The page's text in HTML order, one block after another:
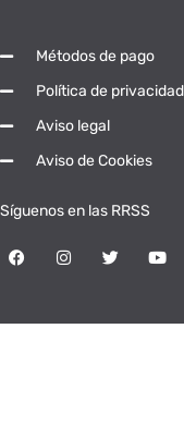
Métodos de pago
Política de privacidad
Aviso legal
Aviso de Cookies
Síguenos en las RRSS